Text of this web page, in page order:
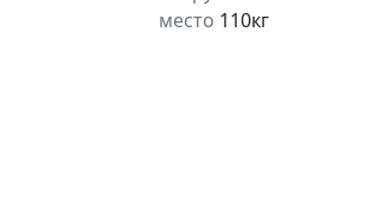
место 110кг